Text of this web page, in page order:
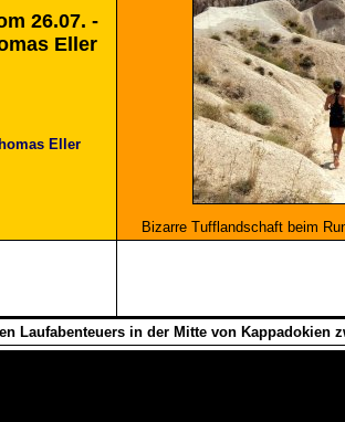
26.07. -
Eller
Eller
Bizarre Tufflandschaft beim
Laufabenteuers in der Mitte von Kappadokien